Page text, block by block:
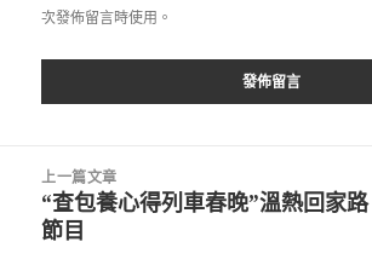
次發佈留言時使用。
上一篇文章
上
一
“查包養心得列車春晚”溫熱回家
節目